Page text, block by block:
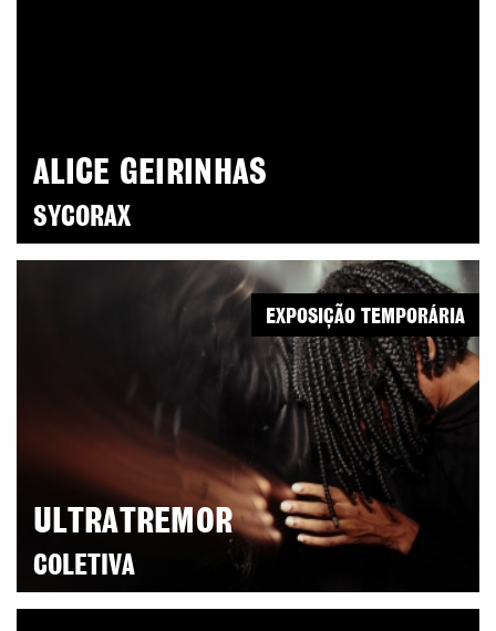
ALICE GEIRINHAS
SYCORAX
ULTRATREMOR
COLETIVA
EXPOSIÇÃO TEMPORÁRIA